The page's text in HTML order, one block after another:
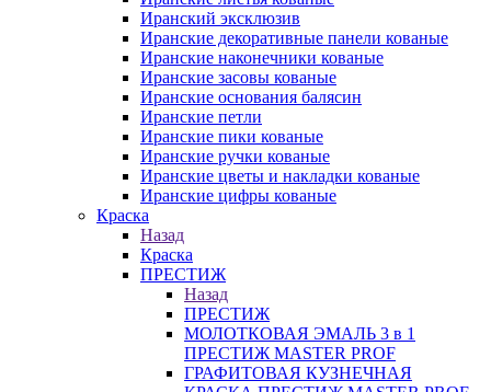
Иранский эксклюзив
Иранские декоративные панели кованые
Иранские наконечники кованые
Иранские засовы кованые
Иранские основания балясин
Иранские петли
Иранские пики кованые
Иранские ручки кованые
Иранские цветы и накладки кованые
Иранские цифры кованые
Краска
Назад
Краска
ПРЕСТИЖ
Назад
ПРЕСТИЖ
МОЛОТКОВАЯ ЭМАЛЬ 3 в 1
ПРЕСТИЖ MASTER PROF
ГРАФИТОВАЯ КУЗНЕЧНАЯ